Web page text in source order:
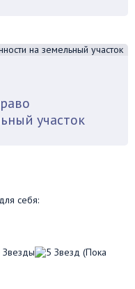
участок
себя:
(Пока